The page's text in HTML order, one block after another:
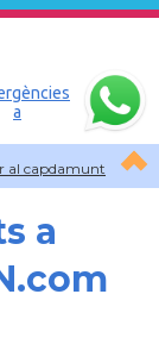
al capdamunt
a
a